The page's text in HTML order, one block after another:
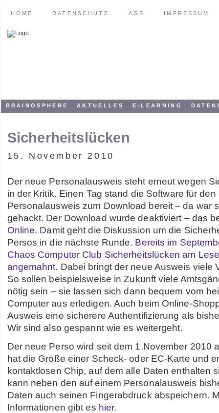
HOME DATENSCHUTZ AGB IMPRESSUM
BRAINOSPHERE AKTUELLES E-LEARNING
Sicherheitslücken
15. November 2010
Der neue Personalausweis steht erneut wegen
in der Kritik. Einen Tag stand die Software für
Personalausweis zum Download bereit – da war
gehackt. Der Download wurde deaktiviert – das
Online. Damit geht die Diskussion um die
Persos in die nächste Runde. Bereits im
Chaos Computer Club Sicherheitslücken am
angemahnt. Dabei bringt der neue Ausweis viele
So sollen beispielsweise in Zukunft viele
nötig sein – sie lassen sich dann bequem vom
Computer aus erledigen. Auch beim Online-
Ausweis eine sicherere Authentifizierung als
Wir sind also gespannt wie es weitergeht.
Der neue Perso wird seit dem 1.November 2010
hat die Größe einer Scheck- oder EC-Karte und
kontaktlosen Chip, auf dem alle Daten enthalten
kann neben den auf einem Personalausweis
Daten auch seinen Fingerabdruck abspeichern.
Informationen gibt es hier.